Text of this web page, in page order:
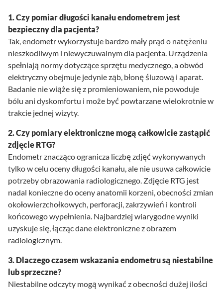
1. Czy pomiar długości kanału endometrem jest
bezpieczny dla pacjenta?
Tak, endometr wykorzystuje bardzo mały prąd o natężeniu
nieszkodliwym i niewyczuwalnym dla pacjenta. Urządzenia
spełniają normy dotyczące sprzętu medycznego, a obwód
elektryczny obejmuje jedynie ząb, błonę śluzową i aparat.
Badanie nie wiąże się z promieniowaniem, nie powoduje
bólu ani dyskomfortu i może być powtarzane wielokrotnie w
trakcie jednej wizyty.
2. Czy pomiary elektroniczne mogą całkowicie zastąpić
zdjęcie RTG?
Endometr znacząco ogranicza liczbę zdjęć wykonywanych
tylko w celu oceny długości kanału, ale nie usuwa całkowicie
potrzeby obrazowania radiologicznego. Zdjęcie RTG jest
nadal konieczne do oceny anatomii korzeni, obecności zmian
okołowierzchołkowych, perforacji, zakrzywień i kontroli
końcowego wypełnienia. Najbardziej wiarygodne wyniki
uzyskuje się, łącząc dane elektroniczne z obrazem
radiologicznym.
3. Dlaczego czasem wskazania endometru są niestabilne
lub sprzeczne?
Niestabilne odczyty mogą wynikać z obecności dużej ilości